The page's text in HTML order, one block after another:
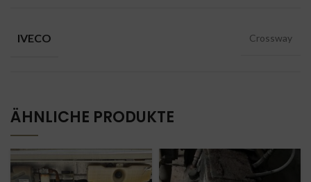
IVECO Crossway
ÄHNLICHE PRODUKTE